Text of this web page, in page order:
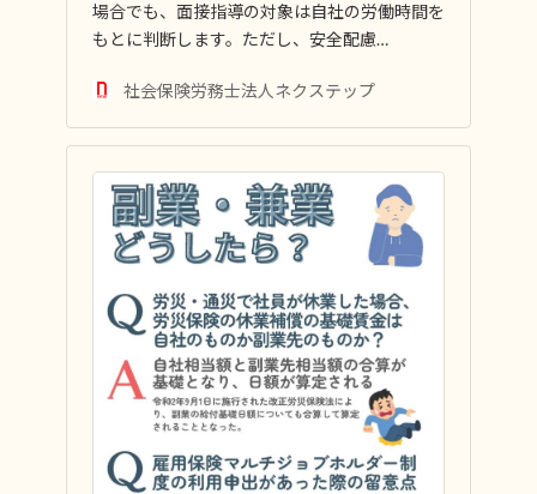
場合でも、面接指導の対象は自社の労働時間を
もとに判断します。ただし、安全配慮…
社会保険労務士法人ネクステップ